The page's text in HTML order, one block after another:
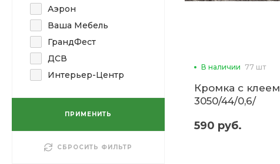
Аэрон
Ваша Мебель
ГрандФест
ДСВ
Интерьер-Центр
Скиф
ПРИМЕНИТЬ
СБРОСИТЬ ФИЛЬТР
В наличии 77 шт
Кромка с клеем
3050/44/0,6/
590 руб.